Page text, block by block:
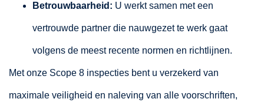
Betrouwbaarheid: U werkt samen met een
vertrouwde partner die nauwgezet te werk gaat
volgens de meest recente normen en richtlijnen.
Met onze Scope 8 inspecties bent u verzekerd van
maximale veiligheid en naleving van alle voorschriften,